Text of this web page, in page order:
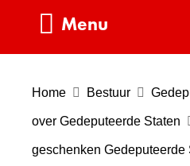
e
Menu
Home Bestuur
over Gedeputeerde Staten
geschenken Gedeputeerde